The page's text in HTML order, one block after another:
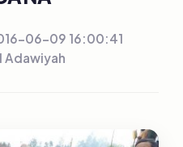
06-09 16:00:41
Adawiyah